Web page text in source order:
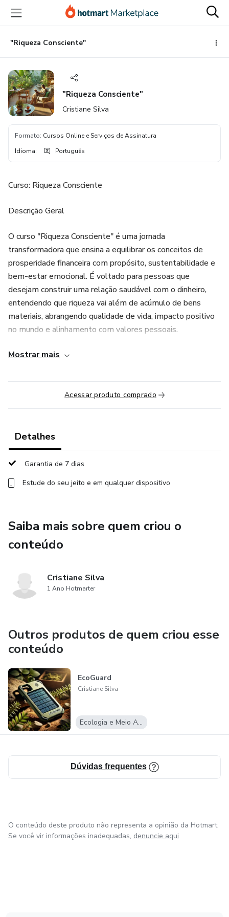
para
conteúdo
principal
para
pagamento
para
rodapé
"Riqueza Consciente"
"Riqueza Consciente"
Cristiane Silva
Formato: Cursos Online e Serviços de Assinatura
Idioma: Português
Curso: Riqueza Consciente
Descrição Geral
O curso "Riqueza Consciente" é uma jornada
transformadora que ensina a equilibrar os conceitos de
prosperidade financeira com propósito, sustentabilidade e
bem-estar emocional. É voltado para pessoas que
desejam construir uma relação saudável com o dinheiro,
entendendo que riqueza vai além de acúmulo de bens
materiais, abrangendo qualidade de vida, impacto positivo
no mundo e alinhamento com valores pessoais.
Objetivo
Ajudar os participantes a:
Desenvolver uma mentalidade de abundância consciente.
Planejar finanças pessoais de forma sustentável.
Reconhecer o impacto do dinheiro em suas vidas e
Aprender práticas para equilibrar bem-estar material e
emocional.
Público-Alvo
Pessoas que desejam melhorar sua relação com o dinheiro.
social.
sustentável.
Qualquer pessoa interessada em transformar riqueza em
um meio para viver com propósito.
1. undamentos da Riqueza Consciente
Mostrar mais
Acessar produto comprado
Detalhes
Garantia de 7 dias
Estude do seu jeito e em qualquer dispositivo
Saiba mais sobre quem criou o
conteúdo
Cristiane Silva
1 Ano Hotmarter
Outros produtos de quem criou esse
conteúdo
EcoGuard
Cristiane Silva
Ecologia e Meio Ambiente
Dúvidas frequentes
O conteúdo deste produto não representa a opinião da Hotmart.
Se você vir informações inadequadas, denuncie aqui